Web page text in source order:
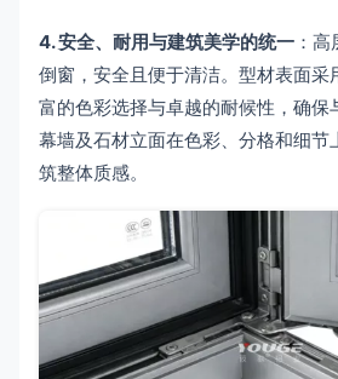
4. 安全、耐用与建筑美学的统一 ：
倒窗，安全且便于清洁。型材表面采
富的色彩选择与卓越的耐候性，确保
幕墙及石材立面在色彩、分格和细节
筑整体质感。